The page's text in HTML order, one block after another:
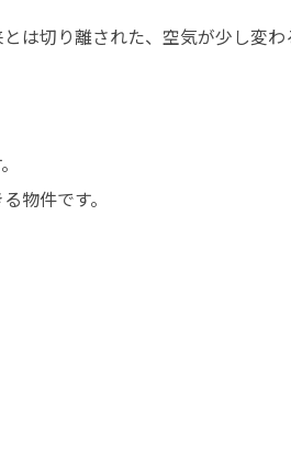
は切り離された、空気が少し変
物件です。